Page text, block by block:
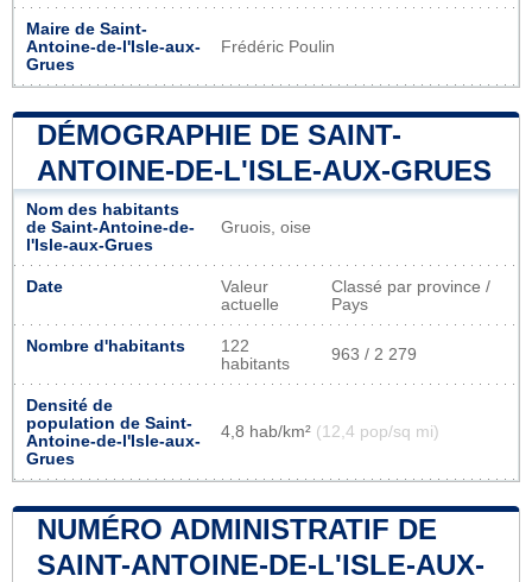
Maire de Saint-
Antoine-de-l'Isle-aux-
Grues
Frédéric Poulin
DÉMOGRAPHIE DE SAINT-
ANTOINE-DE-L'ISLE-AUX-GRUES
Nom des habitants
de Saint-Antoine-de-
l'Isle-aux-Grues
Gruois, oise
Date
Valeur
actuelle
Classé par province /
Pays
Nombre d'habitants
122
habitants
963 / 2 279
Densité de
population de Saint-
Antoine-de-l'Isle-aux-
Grues
4,8 hab/km² (12,4 pop/sq mi)
NUMÉRO ADMINISTRATIF DE
SAINT-ANTOINE-DE-L'ISLE-AUX-